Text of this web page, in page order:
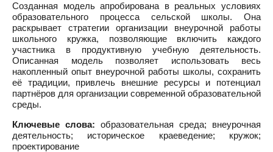
Созданная модель апробирована в реальных условиях
образовательного процесса сельской школы. Она
раскрывает стратегии организации внеурочной работы
школьного кружка, позволяющие включить каждого
участника в продуктивную учебную деятельность.
Описанная модель позволяет использовать весь
накопленный опыт внеурочной работы школы, сохранить
её традиции, привлечь внешние ресурсы и потенциал
партнёров для организации современной образовательной
среды.
Ключевые слова: образовательная среда; внеурочная
деятельность; историческое краеведение; кружок;
проектирование